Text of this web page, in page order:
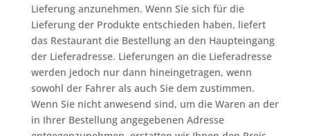
Lieferung anzunehmen. Wenn Sie sich für die
Lieferung der Produkte entschieden haben, liefert
das Restaurant die Bestellung an den Haupteingang
der Lieferadresse. Lieferungen an die Lieferadresse
werden jedoch nur dann hineingetragen, wenn
sowohl der Fahrer als auch Sie dem zustimmen.
Wenn Sie nicht anwesend sind, um die Waren an der
in Ihrer Bestellung angegebenen Adresse